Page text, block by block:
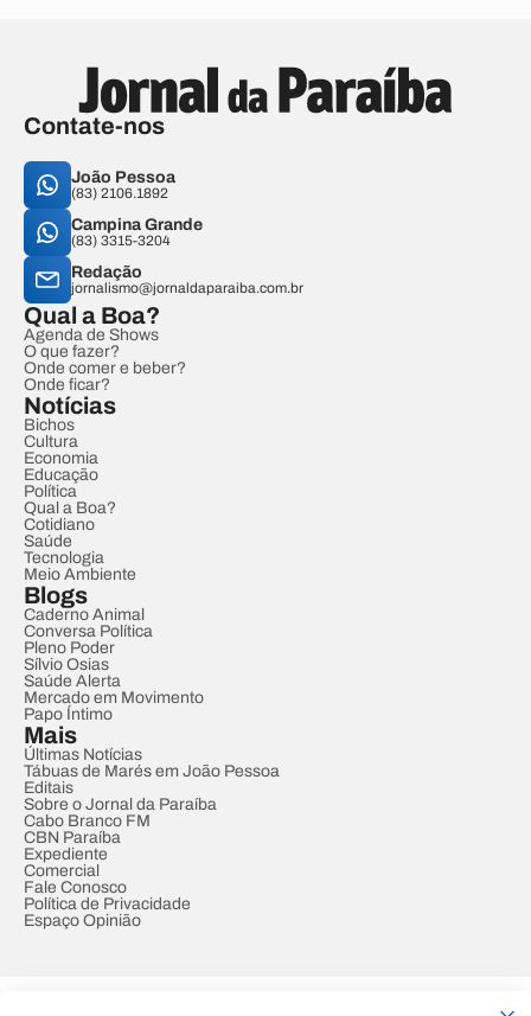
Contate-nos
João Pessoa
(83) 2106.1892
Campina Grande
(83) 3315-3204
Redação
jornalismo@jornaldaparaiba.com.br
Qual a Boa?
Agenda de Shows
O que fazer?
Onde comer e beber?
Onde ficar?
Notícias
Bichos
Cultura
Economia
Educação
Política
Qual a Boa?
Cotidiano
Saúde
Tecnologia
Meio Ambiente
Blogs
Caderno Animal
Conversa Política
Pleno Poder
Sílvio Osias
Saúde Alerta
Mercado em Movimento
Papo Íntimo
Mais
Últimas Notícias
Tábuas de Marés em João Pessoa
Editais
Sobre o Jornal da Paraíba
Cabo Branco FM
CBN Paraíba
Expediente
Comercial
Fale Conosco
Política de Privacidade
Espaço Opinião